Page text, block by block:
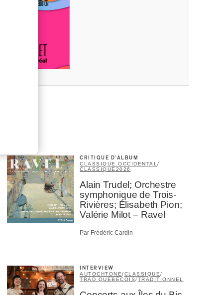
CRITIQUE D'ALBUM
CLASSIQUE OCCIDENTAL /
CLASSIQUE 2026
Alain Trudel; Orchestre
symphonique de Trois-
Rivières; Élisabeth Pion;
Valérie Milot – Ravel
Par Frédéric Cardin
INTERVIEW
AUTOCHTONE/CLASSIQUE/
TRAD QUÉBÉCOIS/TRADITIONNEL